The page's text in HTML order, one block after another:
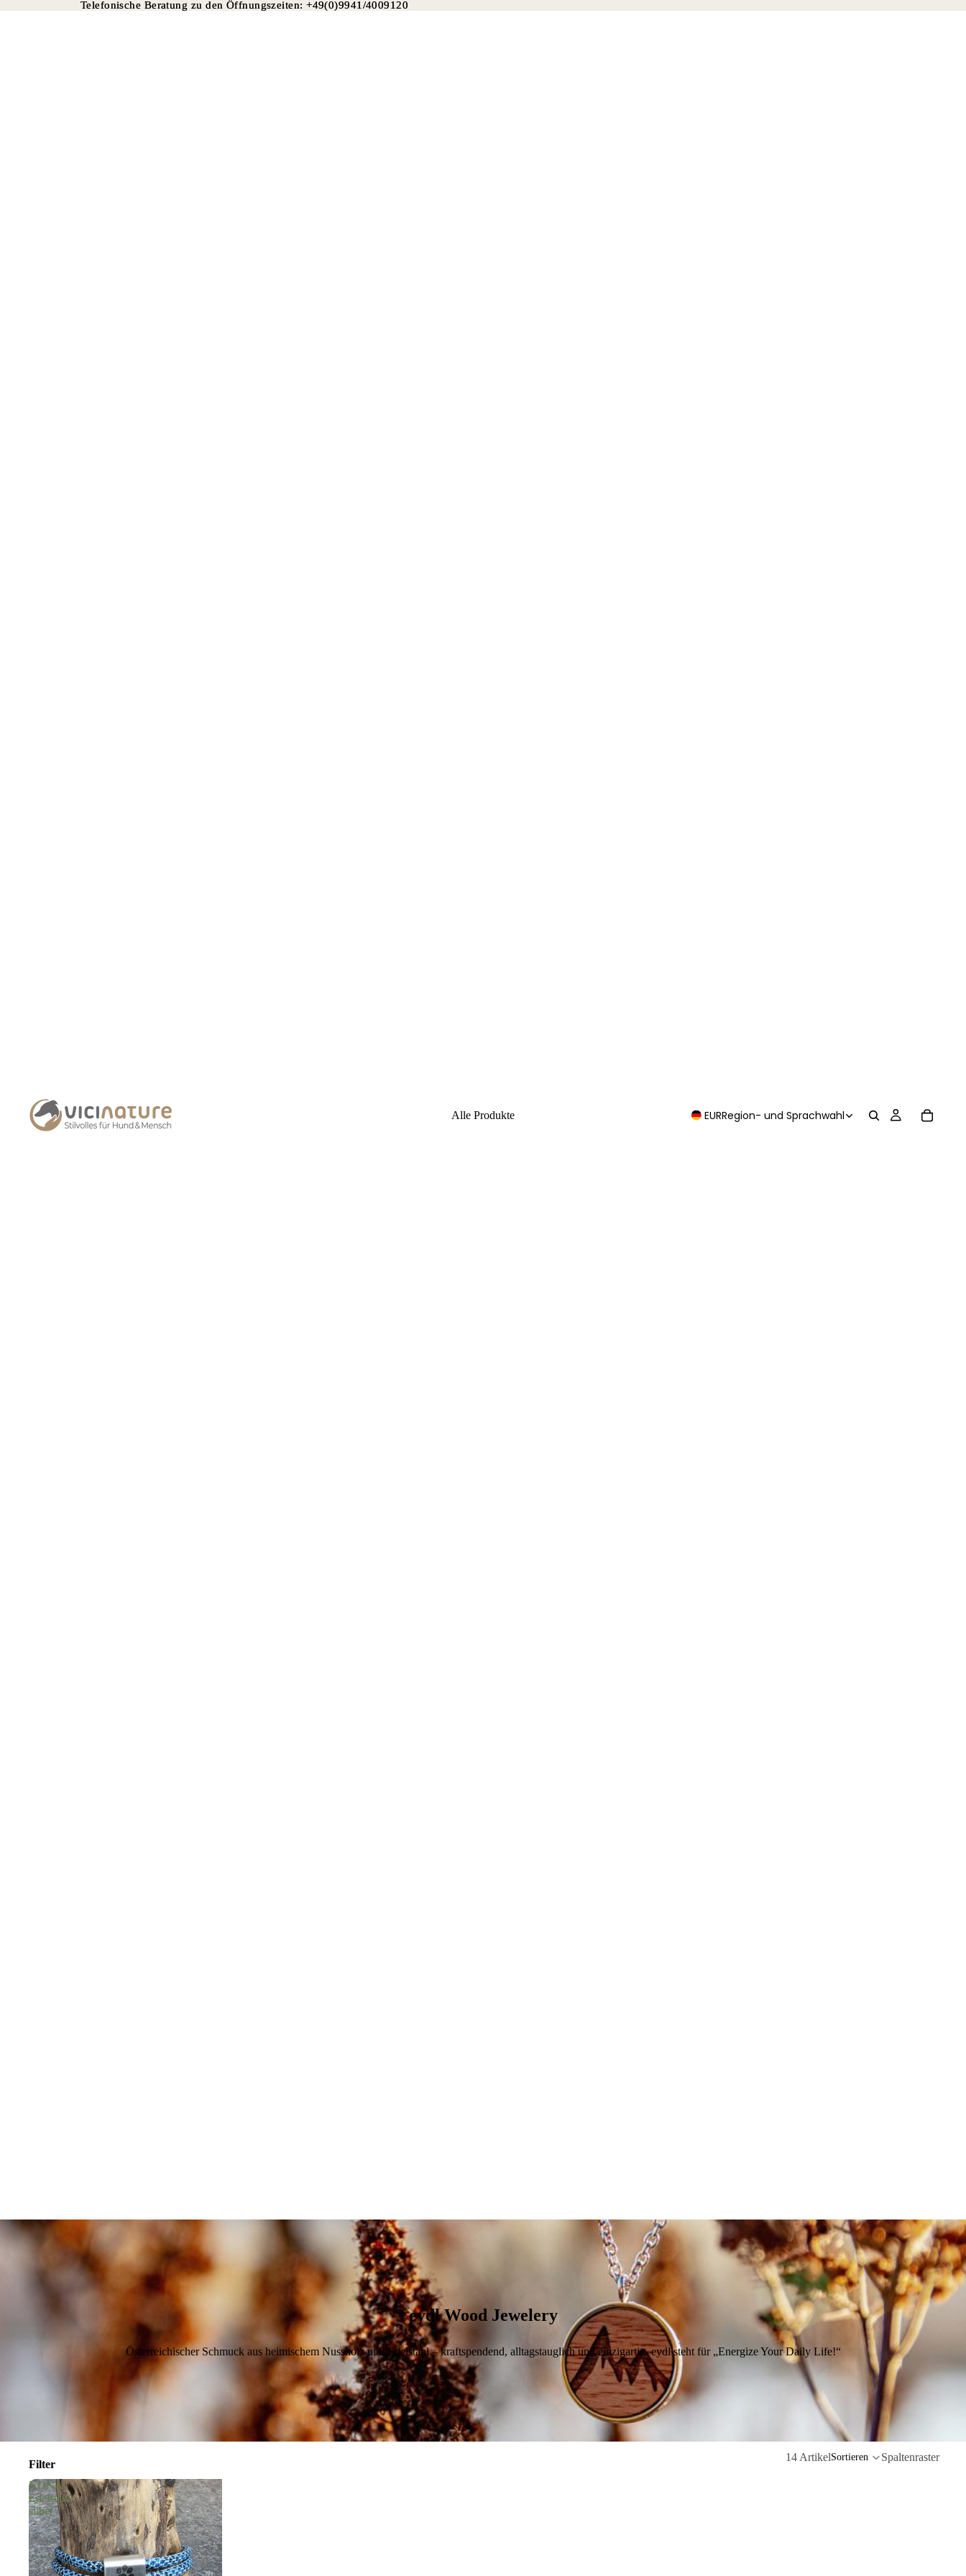
Telefonische Beratung zu den Öffnungszeiten:+49(0)9941/4009120
Telefonische Beratung zu den Öffnungszeiten: +49(0)9941/4009120
Alle Produkte EURRegion- und Sprachwahl
eydl Wood Jewelery
Österreichischer Schmuck aus heimischem Nussholz und Edelstahl – kraftspendend, alltagstauglich und einzigartig. eydl steht für „Energize Your Daily Life!“
Filter
14 ArtikelSortieren Spaltenraster
KONA
Edelstahl
silber